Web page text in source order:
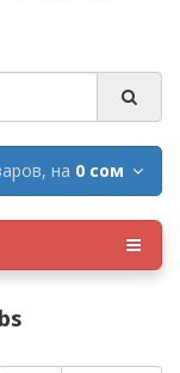
на 0 сом